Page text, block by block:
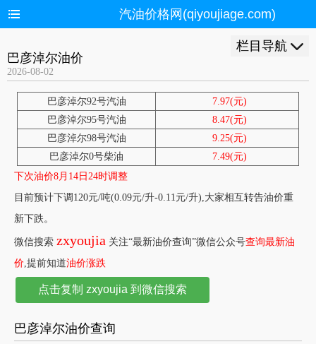
汽油价格网(qiyoujiage.com)
栏目导航
巴彦淖尔油价
2026-08-02
巴彦淖尔92号汽油
7.97(元)
巴彦淖尔95号汽油
8.47(元)
巴彦淖尔98号汽油
9.25(元)
巴彦淖尔0号柴油
7.49(元)
下次油价8月14日24时调整
目前预计下调120元/吨(0.09元/升-0.11元/升),大家相互转告油价重
新下跌。
微信搜索 zxyoujia 关注“最新油价查询”微信公众号查询最新油
价,提前知道油价涨跌
点击复制 zxyoujia 到微信搜索
巴彦淖尔油价查询